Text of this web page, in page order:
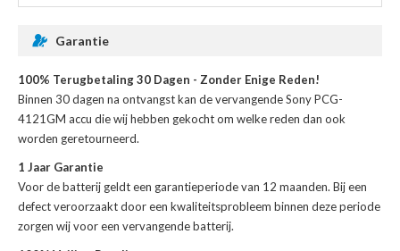
Garantie
100% Terugbetaling 30 Dagen - Zonder Enige Reden!
Binnen 30 dagen na ontvangst kan devervangende Sony PCG-
4121GM accu die wij hebben gekocht om welke reden dan ook
worden geretourneerd.
1 Jaar Garantie
Voor debatterij geldt een garantieperiode van 12 maanden. Bij een
defect veroorzaakt door een kwaliteitsprobleem binnen deze periode
zorgen wij voor een vervangende batterij.